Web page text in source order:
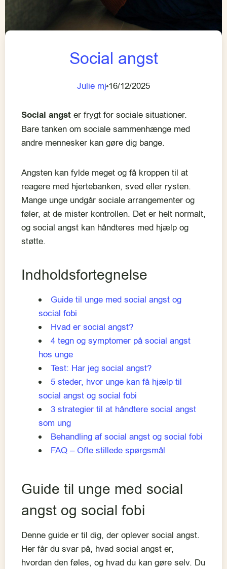
Social angst
Julie mj 16/12/2025
Social angst er frygt for sociale situationer.
Bare tanken om sociale sammenhænge med
andre mennesker kan gøre dig bange.
Angsten kan fylde meget og få kroppen til at
reagere med hjertebanken, sved eller rysten.
Mange unge undgår sociale arrangementer og
føler, at de mister kontrollen. Det er helt normalt,
og social angst kan håndteres med hjælp og
støtte.
Indholdsfortegnelse
Guide til unge med social angst og
social fobi
Hvad er social angst?
4 tegn og symptomer på social angst
hos unge
Test: Har jeg social angst?
5 steder, hvor unge kan få hjælp til
social angst og social fobi
3 strategier til at håndtere social angst
som ung
Behandling af social angst og social fobi
FAQ – Ofte stillede spørgsmål
Guide til unge med social
angst og social fobi
Denne guide er til dig, der oplever social angst.
Her får du svar på, hvad social angst er,
hvordan den føles, og hvad du kan gøre selv. Du